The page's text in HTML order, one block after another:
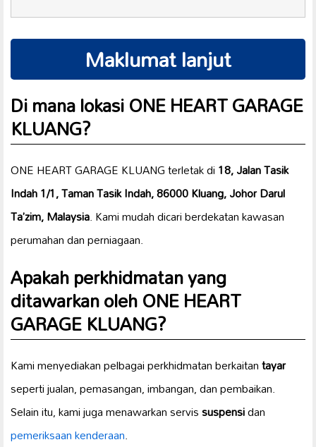
Maklumat lanjut
Di mana lokasi ONE HEART GARAGE
KLUANG?
ONE HEART GARAGE KLUANG terletak di18, Jalan Tasik
Indah 1/1, Taman Tasik Indah, 86000 Kluang, Johor Darul
Ta’zim, Malaysia. Kami mudah dicari berdekatan kawasan
perumahan dan perniagaan.
Apakah perkhidmatan yang
ditawarkan oleh ONE HEART
GARAGE KLUANG?
Kami menyediakan pelbagai perkhidmatan berkaitantayar
seperti jualan, pemasangan, imbangan, dan pembaikan.
Selain itu, kami juga menawarkan servissuspensidan
pemeriksaan kenderaan.